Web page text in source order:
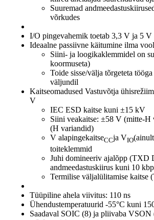
Suuremad
võrkudes
I/O pingevahemik toetab 3,3 V ja 5
Ideaalne passiivne käitumine ilma
Siini- ja loogikaklemmidel on
koormuseta)
Toide sisse/välja tõrgeteta
väljundil
Kaitseomadused Vastuvõtja
V
IEC ESD kaitse kuni ±15 kV
Siini veakaitse: ±58 V (mitte-
(H variandid)
V alapingekaitseCCja VIO
toiteklemmid
Juhi domineeriv ajalõpp (TXD
andmeedastuskiirus kuni 10
Termilise väljalülitamise kaitse
Tüüpiline ahela viivitus: 110 ns
Ühendustemperatuurid -55°C kuni
Saadaval SOIC (8) ja pliivaba VSON